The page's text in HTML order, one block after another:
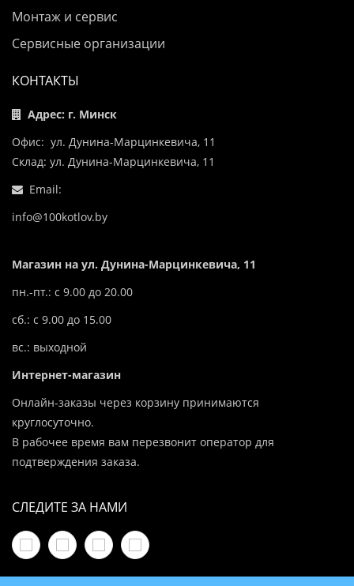
Монтаж и сервис
Сервисные организации
КОНТАКТЫ
Адрес: г. Минск
Офис: ул. Дунина-Марцинкевича, 11
Склад: ул. Дунина-Марцинкевича, 11
Email:
info@100kotlov.by
Магазин на ул. Дунина-Марцинкевича, 11
пн.-пт.: с 9.00 до 20.00
сб.: с 9.00 до 15.00
вс.: выходной
Интернет-магазин
Онлайн-заказы через корзину принимаются
круглосуточно.
В рабочее время вам перезвонит оператор для
подтверждения заказа.
СЛЕДИТЕ ЗА НАМИ